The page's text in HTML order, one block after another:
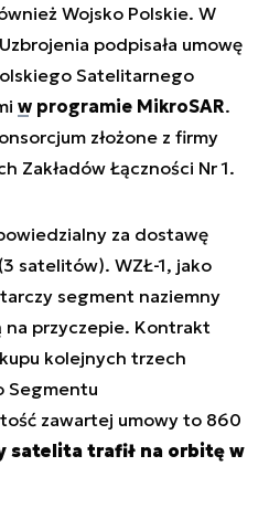
Wojsko Polskie. W
podpisała umowę
Satelitarnego
w programie MikroSAR.
złożone z firmy
Zakładów Łączności Nr 1.
za dostawę
satelitów). WZŁ-1, jako
segment naziemny
przyczepie. Kontrakt
kolejnych trzech
Segmentu
zawartej umowy to 860
satelita trafił na orbitę w